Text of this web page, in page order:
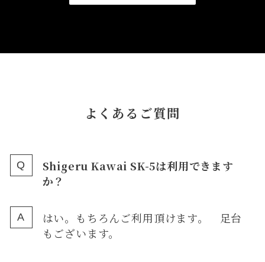
よくあるご質問
Shigeru Kawai SK-5は利用できます
か？
はい。もちろんご利用頂けます。 足台
もございます。